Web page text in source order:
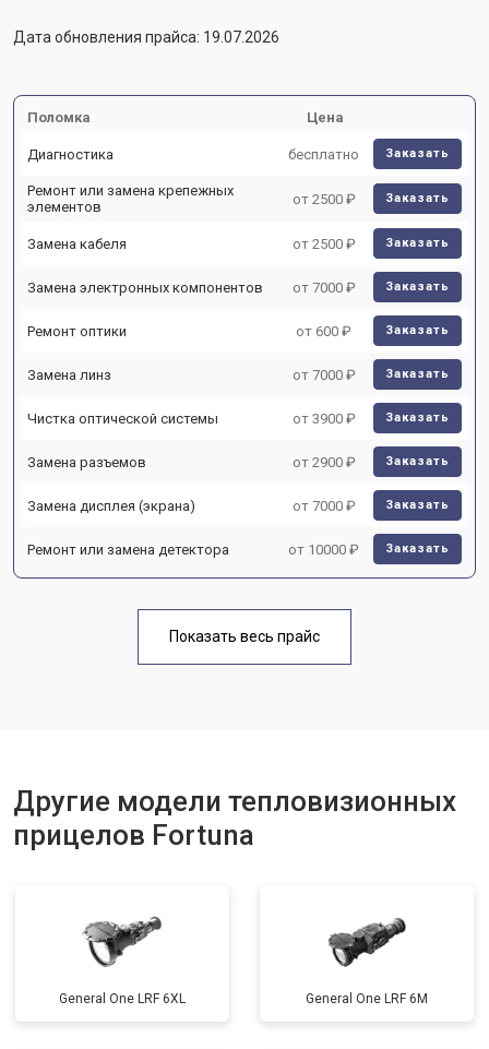
Дата обновления прайса: 19.07.2026
Поломка Цена
Диагностика бесплатно Заказать
Ремонт или замена крепежных
элементов
от 2500 ₽ Заказать
Замена кабеля от 2500 ₽ Заказать
Замена электронных компонентов от 7000 ₽ Заказать
Ремонт оптики от 600 ₽ Заказать
Замена линз от 7000 ₽ Заказать
Чистка оптической системы от 3900 ₽ Заказать
Замена разъемов от 2900 ₽ Заказать
Замена дисплея (экрана) от 7000 ₽ Заказать
Ремонт или замена детектора от 10000 ₽ Заказать
Показать весь прайс
Другие модели тепловизионных
прицелов Fortuna
General One LRF 6XL General One LRF 6M